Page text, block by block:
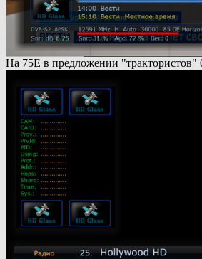
На 75Е в предложении "трактористов"